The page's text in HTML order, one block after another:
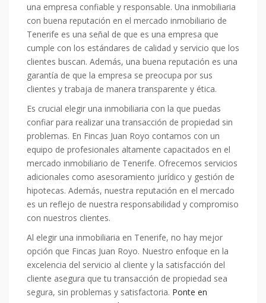
una empresa confiable y responsable. Una inmobiliaria
con buena reputación en el mercado inmobiliario de
Tenerife es una señal de que es una empresa que
cumple con los estándares de calidad y servicio que los
clientes buscan. Además, una buena reputación es una
garantía de que la empresa se preocupa por sus
clientes y trabaja de manera transparente y ética.
Es crucial elegir una inmobiliaria con la que puedas
confiar para realizar una transacción de propiedad sin
problemas. En Fincas Juan Royo contamos con un
equipo de profesionales altamente capacitados en el
mercado inmobiliario de Tenerife. Ofrecemos servicios
adicionales como asesoramiento jurídico y gestión de
hipotecas. Además, nuestra reputación en el mercado
es un reflejo de nuestra responsabilidad y compromiso
con nuestros clientes.
Al elegir una inmobiliaria en Tenerife, no hay mejor
opción que Fincas Juan Royo. Nuestro enfoque en la
excelencia del servicio al cliente y la satisfacción del
cliente asegura que tu transacción de propiedad sea
segura, sin problemas y satisfactoria. Ponte en